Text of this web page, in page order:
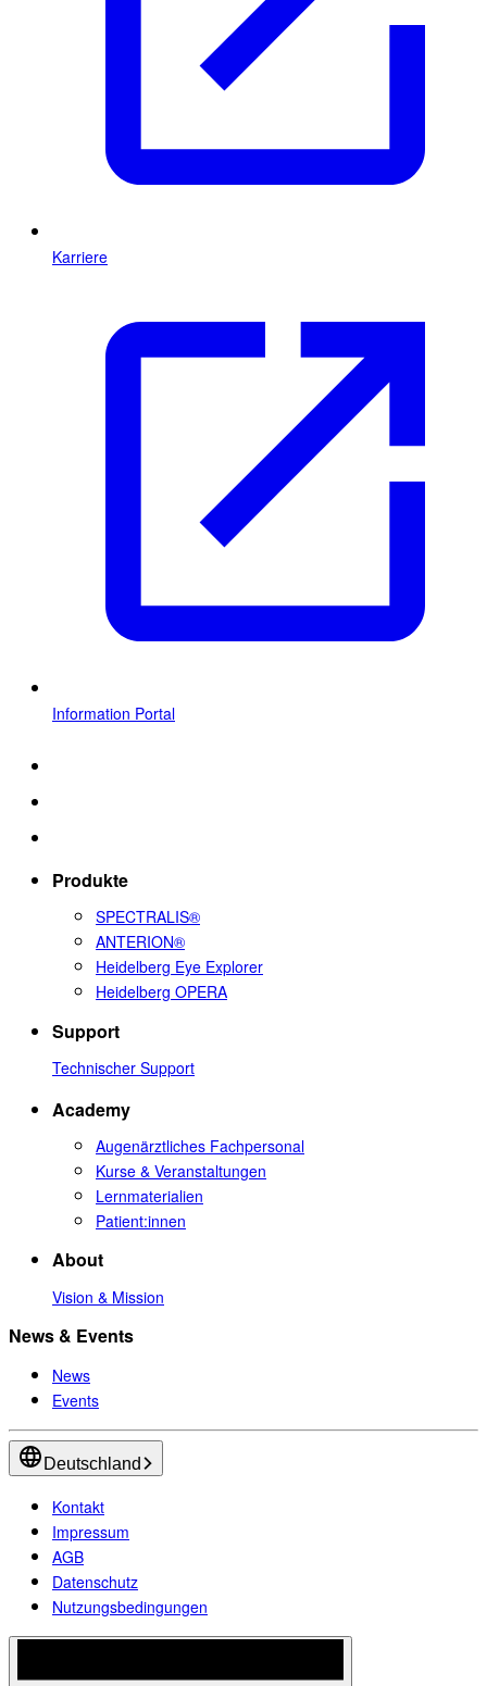
Karriere
Information Portal
Produkte
SPECTRALIS®
ANTERION®
Heidelberg Eye Explorer
Heidelberg OPERA
Support
Technischer Support
Academy
Augenärztliches Fachpersonal
Kurse & Veranstaltungen
Lernmaterialien
Patient:innen
About
Vision & Mission
News & Events
News
Events
Deutschland
Kontakt
Impressum
AGB
Datenschutz
Nutzungsbedingungen